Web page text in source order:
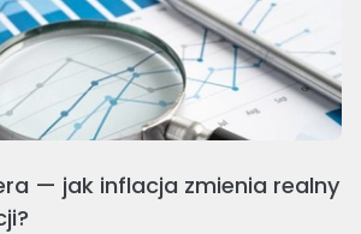
— jak inflacja zmienia realny